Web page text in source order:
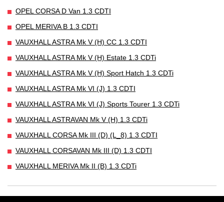
OPEL CORSA D Van 1.3 CDTI
OPEL MERIVA B 1.3 CDTI
VAUXHALL ASTRA Mk V (H) CC 1.3 CDTI
VAUXHALL ASTRA Mk V (H) Estate 1.3 CDTi
VAUXHALL ASTRA Mk V (H) Sport Hatch 1.3 CDTi
VAUXHALL ASTRA Mk VI (J) 1.3 CDTI
VAUXHALL ASTRA Mk VI (J) Sports Tourer 1.3 CDTi
VAUXHALL ASTRAVAN Mk V (H) 1.3 CDTi
VAUXHALL CORSA Mk III (D) (L_8) 1.3 CDTI
VAUXHALL CORSAVAN Mk III (D) 1.3 CDTI
VAUXHALL MERIVA Mk II (B) 1.3 CDTi